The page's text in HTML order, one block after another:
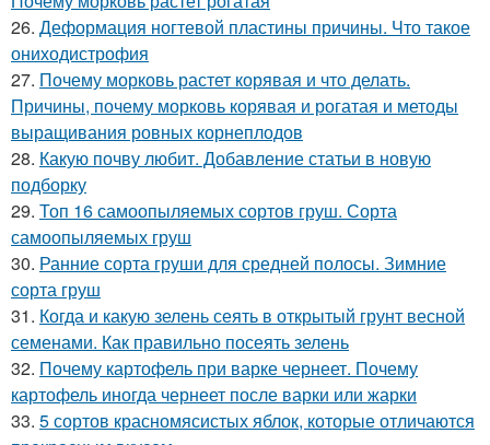
26. Деформация ногтевой пластины причины. Что такое
ониходистрофия
27. Почему морковь растет корявая и что делать.
Причины, почему морковь корявая и рогатая и методы
выращивания ровных корнеплодов
28. Какую почву любит. Добавление статьи в новую
подборку
29. Топ 16 самоопыляемых сортов груш. Сорта
самоопыляемых груш
30. Ранние сорта груши для средней полосы. Зимние
сорта груш
31. Когда и какую зелень сеять в открытый грунт весной
семенами. Как правильно посеять зелень
32. Почему картофель при варке чернеет. Почему
картофель иногда чернеет после варки или жарки
33. 5 сортов красномясистых яблок, которые отличаются